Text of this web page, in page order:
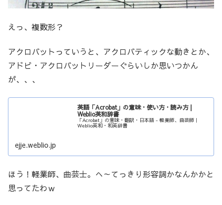
えっ、複数形？
アクロバットっていうと、アクロバティックな動きとか、
アドビ・アクロバットリーダーぐらいしか思いつかん
が、、、
英語「Acrobat」の意味・使い方・読み方 |
Weblio英和辞書
「Acrobat」の意味・翻訳・日本語 - 軽業師、曲芸師｜
Weblio英和・和英辞書
ejje.weblio.jp
ほう！軽業師、曲芸士。へ～てっきり形容詞かなんかかと
思ってたわｗ